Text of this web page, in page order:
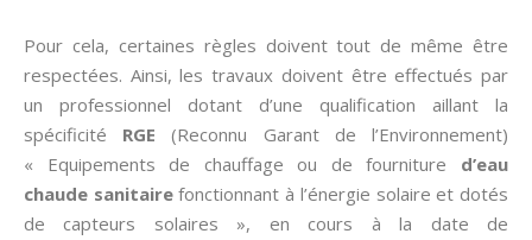
Pour cela, certaines règles doivent tout de même être
respectées. Ainsi, les travaux doivent être effectués par
un professionnel dotant d’une qualification aillant la
spécificité RGE(Reconnu Garant de l’Environnement)
« Equipements de chauffage ou de fourniture d’eau
chaude sanitairefonctionnant à l’énergie solaire et dotés
de capteurs solaires », en cours à la date de